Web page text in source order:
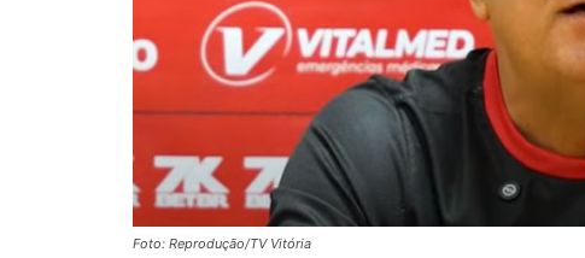
Foto: Reprodução/TV Vitória